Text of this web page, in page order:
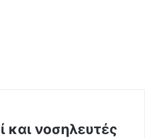
και νοσηλευτές